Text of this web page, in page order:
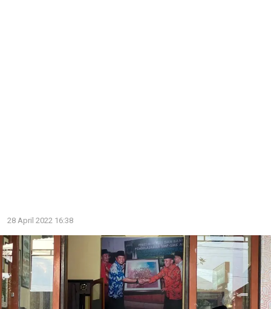
28 April 2022 16:38